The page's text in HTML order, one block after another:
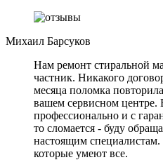
Михаил Барсуков
Нам ремонт стиральной
частник. Никакого
месяца поломка
вашем сервисном центре.
профессионально и с
то сломается - буду
настоящим
которые умеют все.